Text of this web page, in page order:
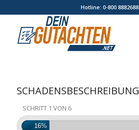
Hotline: 0-800 8882688
SCHADENSBESCHREIBUNG
SCHRITT 1 VON 6
16%